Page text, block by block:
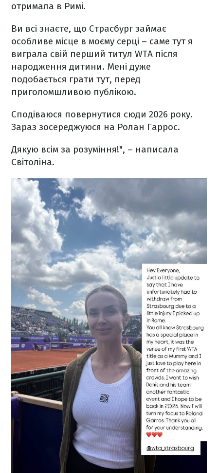
отримала в Римі.
Ви всі знаєте, що Страсбург займає
особливе місце в моєму серці – саме тут я
виграла свій перший титул WTA після
народження дитини. Мені дуже
подобається грати тут, перед
приголомшливою публікою.
Сподіваюся повернутися сюди 2026 року.
Зараз зосереджуюся на Ролан Гаррос.
Дякую всім за розуміння!", – написала
Світоліна.